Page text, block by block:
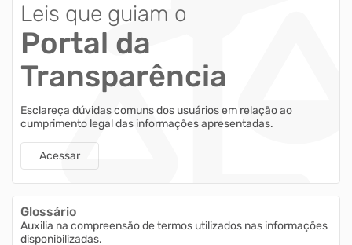
Leis que guiam o
Portal da
Transparência
Esclareça dúvidas comuns dos usuários em relação ao
cumprimento legal das informações apresentadas.
Acessar
Glossário
Auxilia na compreensão de termos utilizados nas informações
disponibilizadas.